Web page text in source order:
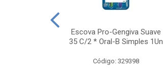
Escova Pro-Gengiva Suave
35 C/2 * Oral-B Simples 1Un
Código: 329398